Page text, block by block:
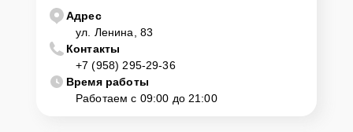
Адрес
ул. Ленина, 83
Контакты
+7 (958) 295-29-36
Время работы
Работаем с 09:00 до 21:00